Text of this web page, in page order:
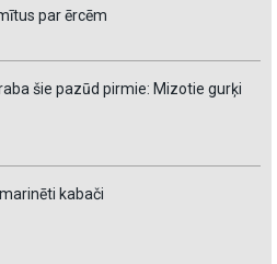
par ērcēm
šie pazūd pirmie: Mizotie gurķi
kabači